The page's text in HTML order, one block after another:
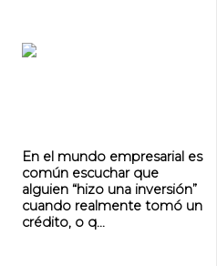
En el mundo empresarial es
común escuchar que
alguien “hizo una inversión”
cuando realmente tomó un
crédito, o q...